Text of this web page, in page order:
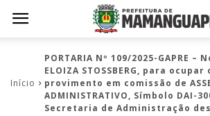
Início
PORTARIA Nº 109/2025-GAPRE –
ELOIZA STOSSBERG, para
provimento em comissão de
ADMINISTRATIVO, Símbolo DAI-
Secretaria de Administração